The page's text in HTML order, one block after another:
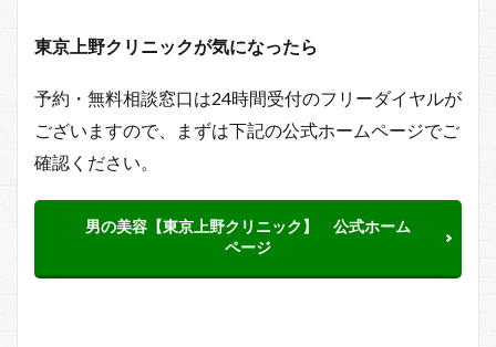
東京上野クリニックが気になったら
予約・無料相談窓口は24時間受付のフリーダイヤルが
ございますので、まずは下記の公式ホームページでご
確認ください。
男の美容【東京上野クリニック】 公式ホーム
ページ